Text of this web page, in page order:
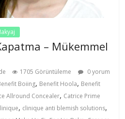
– Mükemmel
1705 Görüntüleme
0 yorum
Boiing, Benefit Hoola, Benefit
Allround Concealer, Catrice Prime
, clinique anti blemish solutions,